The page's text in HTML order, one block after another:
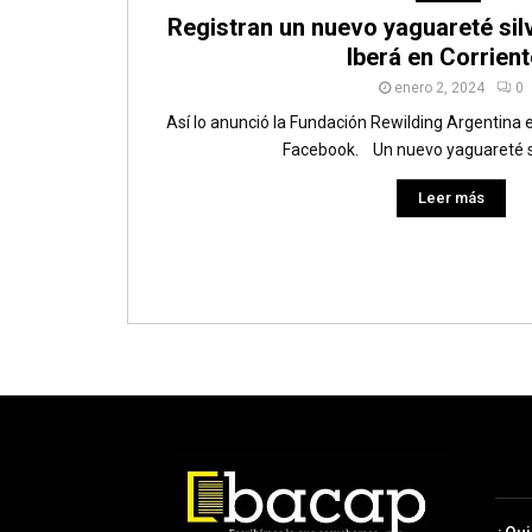
Registran un nuevo yaguareté
Iberá en
enero 2, 2024 0
Así lo anunció la Fundación Rewilding Argentina
Facebook. Un nuevo yaguareté
Leer más